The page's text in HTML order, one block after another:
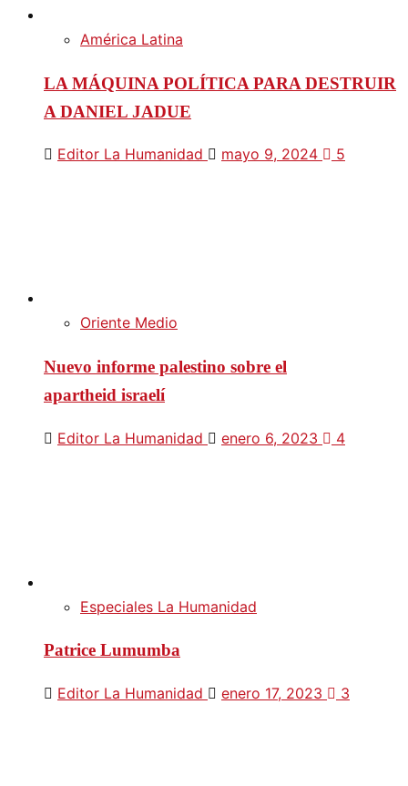
América Latina
LA MÁQUINA POLÍTICA PARA DESTRUIR
A DANIEL JADUE
Editor La Humanidad mayo 9, 2024 5
Oriente Medio
Nuevo informe palestino sobre el
apartheid israelí
Editor La Humanidad enero 6, 2023 4
Especiales La Humanidad
Patrice Lumumba
Editor La Humanidad enero 17, 2023 3